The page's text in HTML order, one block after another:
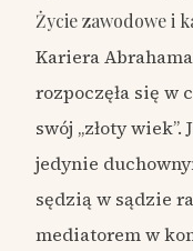
Życie zawodowe i
Kariera
rozpoczęła się w
swój „złoty
jedynie
sędzią w sądzie
mediatorem w